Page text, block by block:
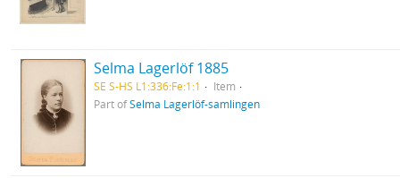
Selma Lagerlöf 1885
SE S-HS L1:336:Fe:1:1
Item
Part ofSelma Lagerlöf-samlingen